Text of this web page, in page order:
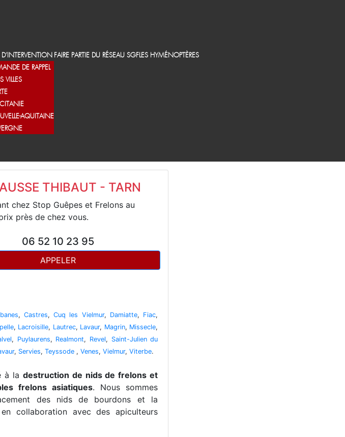
DE RAPPEL
VILLES
AQUITAINE
FAIRE PARTIE DU RÉSEAU SGFLES HYMÉNOPTÈRES
THIBAUT - TARN
chez Stop Guêpes et Frelons au
près de chez vous.
06 52 10 23 95
APPELER
,Castres,Cuq les Vielmur, Damiatte, Fiac,
, Lacroisille, Lautrec, Lavaur, Magrin, Missecle,
, Puylaurens, Realmont, Revel, Saint-Julien du
, Servies, Teyssode , Venes, Vielmur, Viterbe.
à la destruction de nids de frelons et
frelons asiatiques. Nous sommes
des nids de bourdons et la
collaboration avec des apiculteurs